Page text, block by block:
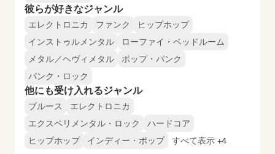
彼らが好きなジャンル
エレクトロニカ ファンク
ヒップホップ
インストゥルメンタル
ローファイ・ベッドルーム
メタル／ヘヴィメタル
ポップ・パンク
パンク・ロック
他にも受け入れるジャンル
ブルース
エレクトロニカ
エクスペリメンタル・ロック
ハードコア
ヒップホップ
インディー・ポップ すべて表示 +4